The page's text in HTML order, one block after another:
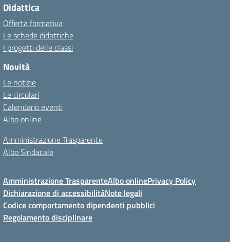
Didattica
Offerta formativa
Le schede didattiche
I progetti delle classi
Novità
Le notizie
Le circolari
Calendario eventi
Albo online
Amministrazione Trasparente
Albo Sindacale
Amministrazione TrasparenteAlbo onlinePrivacy Policy
Dichiarazione di accessibilitàNote legali
Codice comportamento dipendenti pubblici
Regolamento disciplinare